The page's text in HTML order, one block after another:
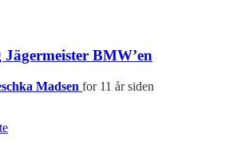
Jägermeister BMW’en
Madsen for 11 år siden